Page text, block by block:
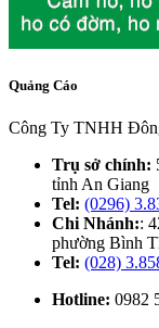
Quảng Cáo
Công Ty TNHH
Trụ sở chính:
tỉnh An Giang
Tel: (0296)
Chi Nhánh::
phường Bình
Tel: (028)
Hotline: 0982